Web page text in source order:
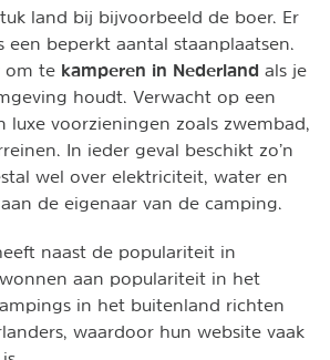
land bij bijvoorbeeld de boer. Er
een beperkt aantal staanplaatsen.
om te kamperen in Nederland als je
houdt. Verwacht op een
luxe voorzieningen zoals zwembad,
In ieder geval beschikt zo’n
wel over elektriciteit, water en
de eigenaar van de camping.
naast de populariteit in
aan populariteit in het
in het buitenland richten
waardoor hun website vaak